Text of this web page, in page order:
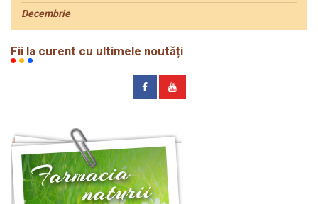
Decembrie
Fii la curent cu ultimele noutăți